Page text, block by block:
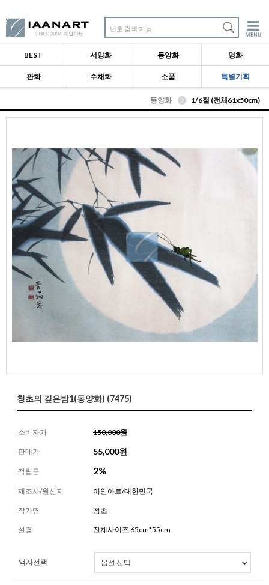
번호 검색 가능
BEST 서양화 동양화 명화
판화 수채화 소품 특별기획
동양화 1/6절 (전체61x50cm)
청초의 깊은밤1(동양화) (7475)
소비자가 150,000원
판매가 55,000원
적립금 2%
제조사/원산지 이안아트/대한민국
작가명 청초
설명 전체사이즈 65cm*55cm
액자선택